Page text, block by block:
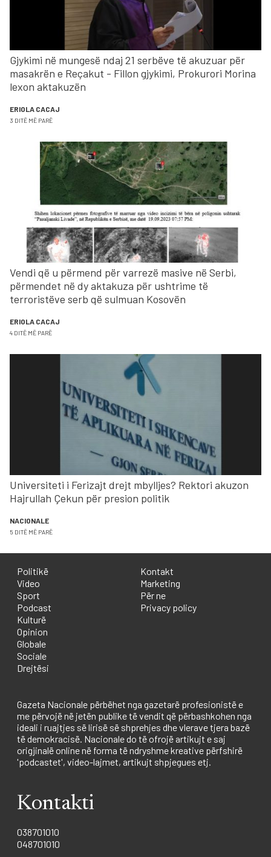
Gjykimi në mungesë ndaj 21 serbëve të akuzuar për
masakrën e Reçakut - Fillon gjykimi, Prokurori Morina
lexon aktakuzën
ERIOLA CACAJ
3 DITË MË PARË
Vendi që u përmend për varrezë masive në Serbi,
përmendet në dy aktakuza për ushtrime të
terroristëve serb që sulmuan Kosovën
ERIOLA CACAJ
4 DITË MË PARË
Universiteti i Ferizajt drejt mbylljes? Rektori akuzon
Hajrullah Çekun për presion politik
NACIONALE
5 DITË MË PARË
Politikë
Video
Sport
Podcast
Kulturë
Opinion
Globale
Sociale
Drejtësi
Kontakt
Marketing
Për ne
Privacy policy
Gazeta Nacionale përbëhet nga gazetarë profesionistë e
me përvojë në jetën publike të vendit që përbashkohen nga
ideali i ruajtjes së lirisë së shprehjes dhe vlerave tjera bazë
të demokracisë. Nacionale do të ofrojë artikujt e saj
origjinalë online në forma të ndryshme kreative përfshirë
'podcastet', video-lajmet, artikujt shpjegues etj.
Kontakti
038701010
048701010